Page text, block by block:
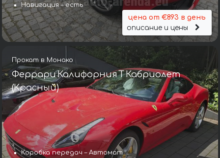
Навигация – есть
цена от €893 в день
описание и цены
Прокат в Монако
Феррари Калифорния Т Кабриолет
(Красный)
Коробка передач – Автомат